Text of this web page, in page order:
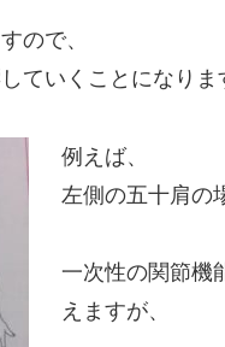
ので、
ていくことになりま
例えば、
左側の五十肩の
一次性の関節機
えますが、